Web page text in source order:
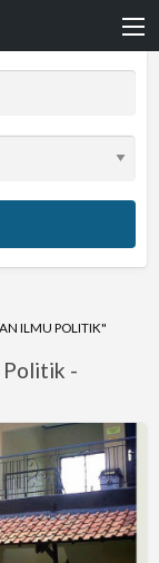
ILMU POLITIK"
Politik -